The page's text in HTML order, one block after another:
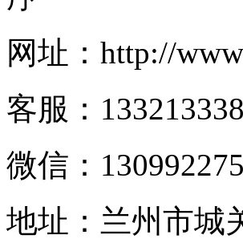
网址：http://
客服：
微信：
地址：兰州市城